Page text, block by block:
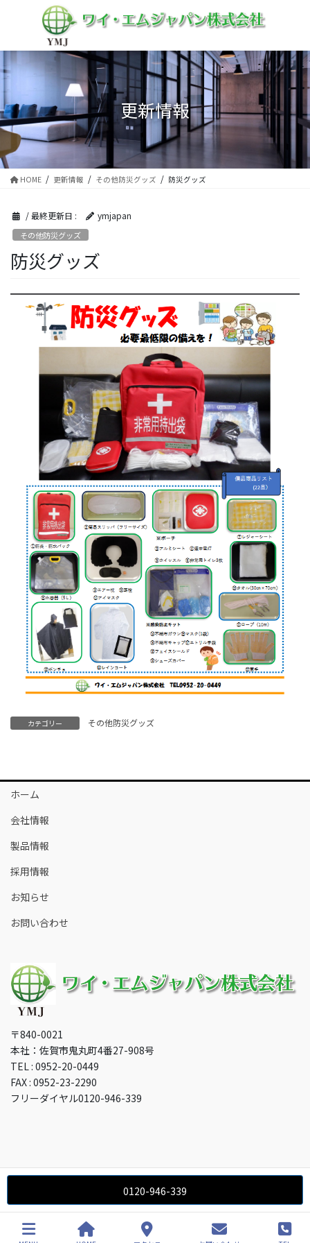
ン
ツ
に
移
動
ー
シ
ョ
ン
に
移
更新情報
HOME 更新情報 その他防災グッズ 防災グッズ
/ 最終更新日 : ymjapan
その他防災グッズ
防災グッズ
カテゴリー その他防災グッズ
ホーム
会社情報
製品情報
採用情報
お知らせ
お問い合わせ
〒840-0021
本社：佐賀市鬼丸町4番27-908号
TEL : 0952-20-0449
FAX : 0952-23-2290
フリーダイヤル0120-946-339
Copyright © ワイエムジャパン All Rights Reserved.
0120-946-339